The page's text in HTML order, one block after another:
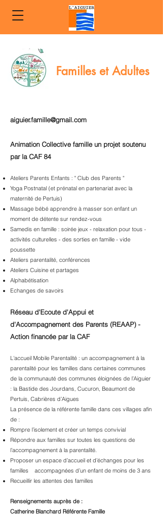
Familles et Adultes
aiguier.famille@gmail.com
Animation Collective famille un projet soutenu
par la CAF 84
Ateliers Parents Enfants : " Club des Parents "
Yoga Postnatal (et prénatal en partenariat avec la
maternité de Pertuis)
Massage bébé apprendre à masser son enfant un
moment de détente sur rendez-vous
Samedis en famille : soirée jeux - relaxation pour tous -
activités culturelles - des sorties en famille - vide
poussette
Ateliers parentalité, conférences
Ateliers Cuisine et partages
Alphabétisation
Echanges de savoirs
Réseau d'Ecoute d'Appui et
d'Accompagnement des Parents (REAAP) -
Action financée par la CAF
L'accueil Mobile Parentalité : un accompagnement à la
parentalité pour les familles dans certaines communes
de la communauté des communes éloignées de l’Aiguier
: la Bastide des Jourdans, Cucuron, Beaumont de
Pertuis, Cabrières d’Aigues
La présence de la référente famille dans ces villages afin
de :
Rompre l’isolement et créer un temps convivial
Répondre aux familles sur toutes les questions de
l’accompagnement à la parentalité.
Proposer un espace d’accueil et d’échanges pour les
familles accompagnées d’un enfant de moins de 3 ans
Recueillir les attentes des familles
Renseignements auprès de :
Catherine Blanchard Référente Famille